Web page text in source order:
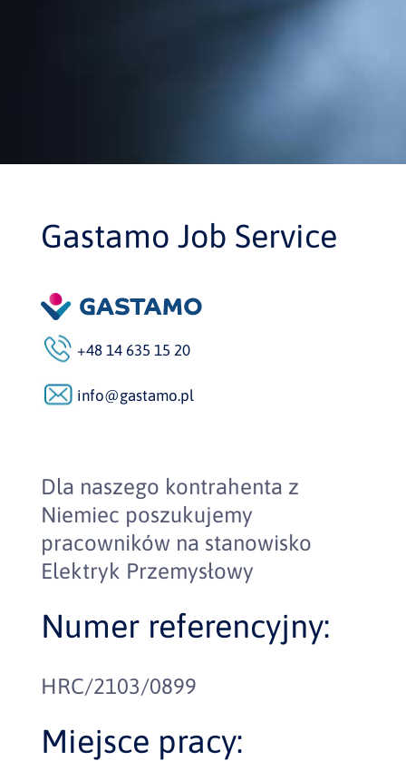
Gastamo Job Service
+48 14 635 15 20
info@gastamo.pl
Dla naszego kontrahenta z
Niemiec poszukujemy
pracowników na stanowisko
Elektryk Przemysłowy
Numer referencyjny:
HRC/2103/0899
Miejsce pracy: